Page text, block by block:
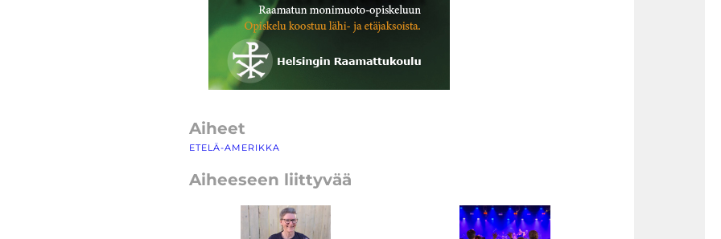
Aiheet
ETELÄ-AMERIKKA
Aiheeseen liittyvää